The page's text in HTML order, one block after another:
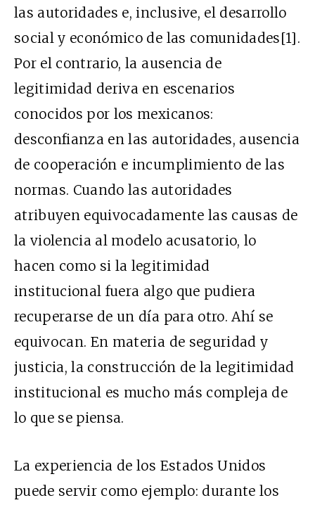
las autoridades e, inclusive, el desarrollo
social y económico de las comunidades[1].
Por el contrario, la ausencia de
legitimidad deriva en escenarios
conocidos por los mexicanos:
desconfianza en las autoridades, ausencia
de cooperación e incumplimiento de las
normas. Cuando las autoridades
atribuyen equivocadamente las causas de
la violencia al modelo acusatorio, lo
hacen como si la legitimidad
institucional fuera algo que pudiera
recuperarse de un día para otro. Ahí se
equivocan. En materia de seguridad y
justicia, la construcción de la legitimidad
institucional es mucho más compleja de
lo que se piensa.
La experiencia de los Estados Unidos
puede servir como ejemplo: durante los